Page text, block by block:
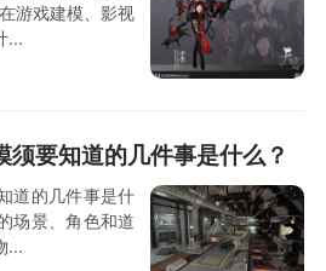
游戏建模、影视
...
须要知道的几件事是什么？
道的几件事是什
场景、角色和道
...